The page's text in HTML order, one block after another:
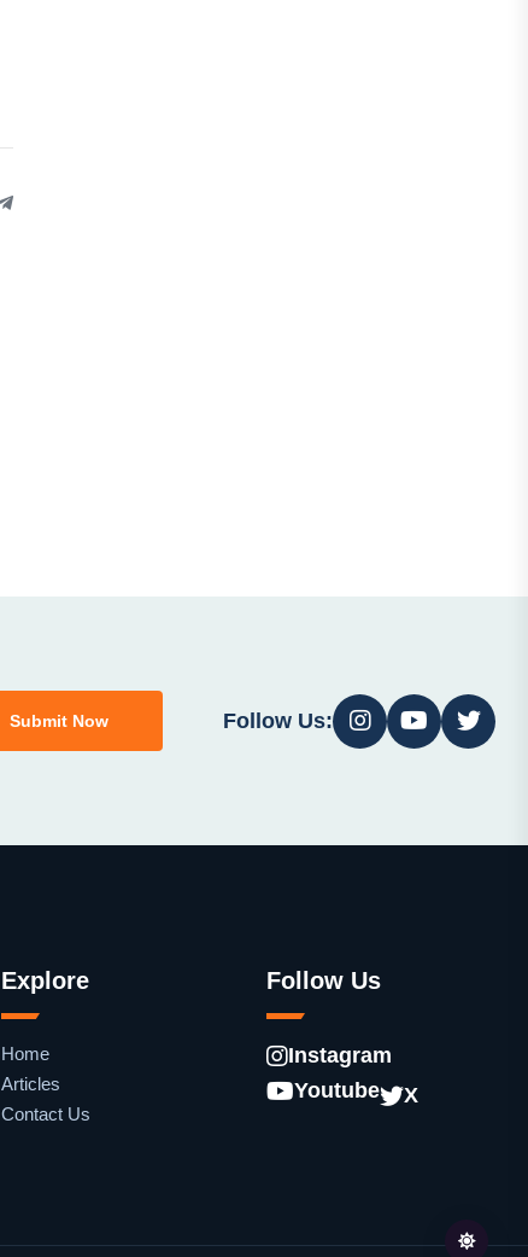
Submit Now Follow Us:
Explore
Home
Articles
Contact Us
Follow Us
Instagram
Youtube
X